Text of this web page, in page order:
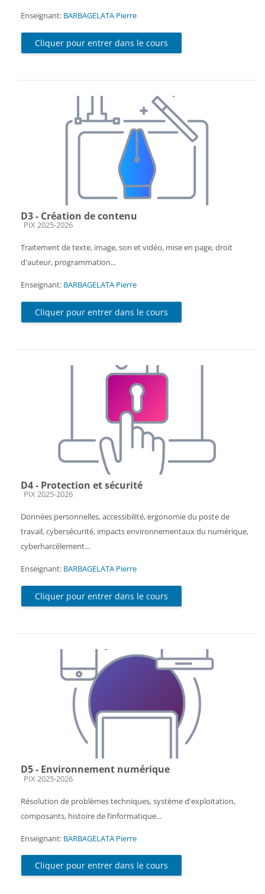
Enseignant: BARBAGELATA Pierre
Cliquer pour entrer dans le cours
D3 - Création de contenu
Catégorie de cours
PIX 2025-2026
Traitement de texte, image, son et vidéo, mise en page, droit
d'auteur, programmation...
Enseignant: BARBAGELATA Pierre
Cliquer pour entrer dans le cours
D4 - Protection et sécurité
Catégorie de cours
PIX 2025-2026
Données personnelles, accessibilité, ergonomie du poste de
travail, cybersécurité, impacts environnementaux du numérique,
cyberharcèlement...
Enseignant: BARBAGELATA Pierre
Cliquer pour entrer dans le cours
D5 - Environnement numérique
Catégorie de cours
PIX 2025-2026
Résolution de problèmes techniques, système d'exploitation,
composants, histoire de l’informatique...
Enseignant: BARBAGELATA Pierre
Cliquer pour entrer dans le cours